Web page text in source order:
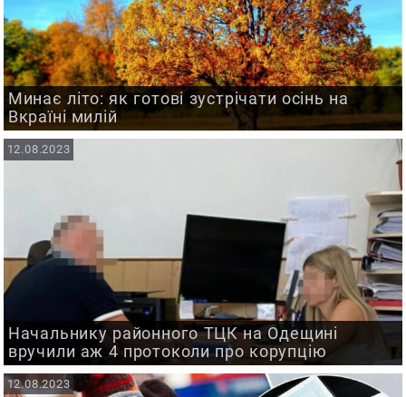
Минає літо: як готові зустрічати осінь на
Вкраїні милій
Начальнику районного ТЦК на Одещині
вручили аж 4 протоколи про корупцію
12.08.2023
12.08.2023